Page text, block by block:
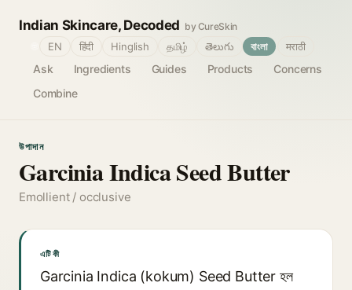
Indian Skincare, Decoded by CureSkin
Ask Ingredients Guides Products
Concerns
Combine
EN हिंदी Hinglish தமிழ் తెలుగు বাংলা मराठी
উপাদান
Garcinia Indica Seed Butter
Emollient / occlusive
এটি কী
Garcinia Indica (kokum) Seed Butter হল